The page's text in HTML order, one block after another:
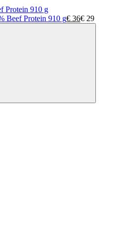
Beef Protein 910 g€ 36€ 29